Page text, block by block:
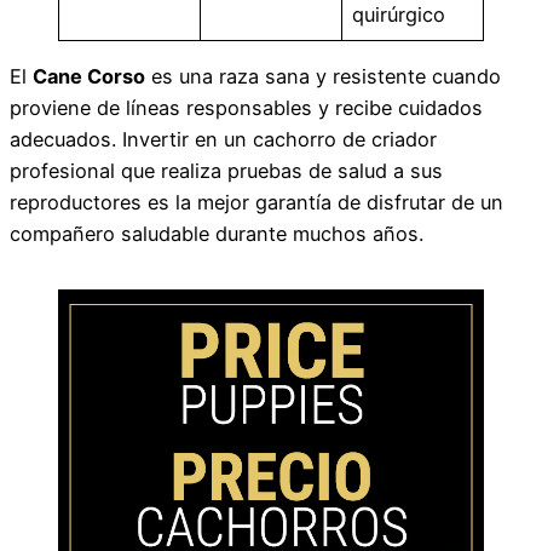
quirúrgico
El Cane Corso es una raza sana y resistente cuando
proviene de líneas responsables y recibe cuidados
adecuados. Invertir en un cachorro de criador
profesional que realiza pruebas de salud a sus
reproductores es la mejor garantía de disfrutar de un
compañero saludable durante muchos años.